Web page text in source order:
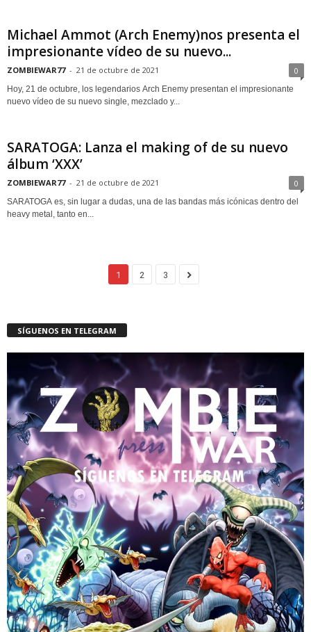
Michael Ammot (Arch Enemy)nos presenta el
impresionante vídeo de su nuevo...
ZOMBIEWAR77 - 21 de octubre de 2021 0
Hoy, 21 de octubre, los legendarios Arch Enemy presentan el impresionante
nuevo vídeo de su nuevo single, mezclado y...
SARATOGA: Lanza el making of de su nuevo
álbum ‘XXX’
ZOMBIEWAR77 - 21 de octubre de 2021 0
SARATOGA es, sin lugar a dudas, una de las bandas más icónicas dentro del
heavy metal, tanto en...
1 2 3
SÍGUENOS EN TELEGRAM